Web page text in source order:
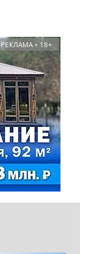
РЕКЛАМА • 18+